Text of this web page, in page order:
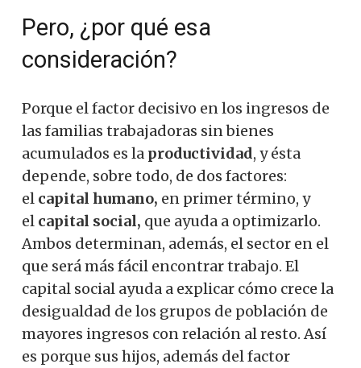
Pero, ¿por qué esa
consideración?
Porque el factor decisivo en los ingresos de
las familias trabajadoras sin bienes
acumulados es la productividad, y ésta
depende, sobre todo, de dos factores:
el capital humano, en primer término, y
el capital social, que ayuda a optimizarlo.
Ambos determinan, además, el sector en el
que será más fácil encontrar trabajo. El
capital social ayuda a explicar cómo crece la
desigualdad de los grupos de población de
mayores ingresos con relación al resto. Así
es porque sus hijos, además del factor